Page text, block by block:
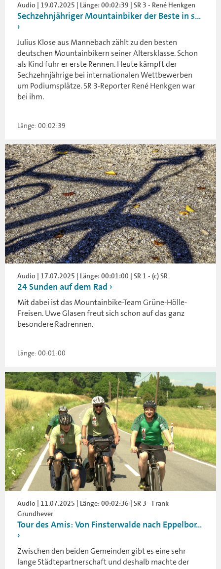
Audio | 19.07.2025 | Länge: 00:02:39 | SR 3 - René Henkgen
Sechzehnjähriger Mountainbiker der Beste in s...
Julius Klose aus Mannebach zählt zu den besten
deutschen Mountainbikern seiner Altersklasse. Schon
als Kind fuhr er erste Rennen. Heute kämpft der
Sechzehnjährige bei internationalen Wettbewerben
um Podiumsplätze. SR 3-Reporter René Henkgen war
bei ihm.
Länge: 00:02:39
Audio | 17.07.2025 | Länge: 00:01:00 | SR 1 - (c) SR
24 Sunden auf dem Rad
Mit dabei ist das Mountainbike-Team Grüne-Hölle-
Freisen. Uwe Glasen freut sich schon auf das ganz
besondere Radrennen.
Länge: 00:01:00
Audio | 11.07.2025 | Länge: 00:02:36 | SR 3 - Frank
Grundhever
Tour des Amis: Von Finsterwalde nach Eppelbor...
Zwischen den beiden Gemeinden gibt es eine sehr
lange Städtepartnerschaft und deshalb machte der